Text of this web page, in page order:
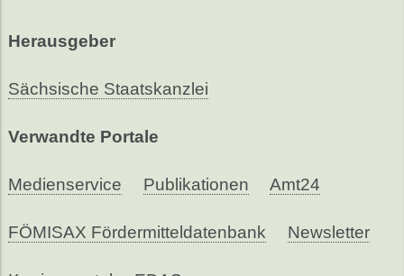
Herausgeber
Sächsische Staatskanzlei
Verwandte Portale
Medienservice Publikationen Amt24
FÖMISAX Fördermitteldatenbank Newsletter